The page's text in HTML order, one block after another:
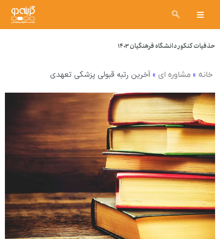
حذفیات کنکور دانشگاه فرهنگیان ۱۴۰۳
خانه » مشاوره ای » آخرین رتبه قبولی پزشکی تعهدی